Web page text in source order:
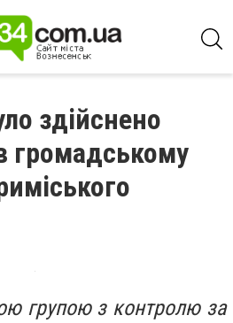
здійснено
громадському
групою з контролю за